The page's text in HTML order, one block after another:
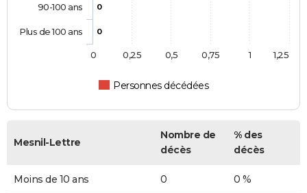
0
0
Personnes décédées
90-100 ans
Plus de 100 ans
0 1
0,25 0,5 0,75 1,25
Mesnil-Lettre
Nombre de
décès
% des
décès
Moins de 10 ans 0 0 %